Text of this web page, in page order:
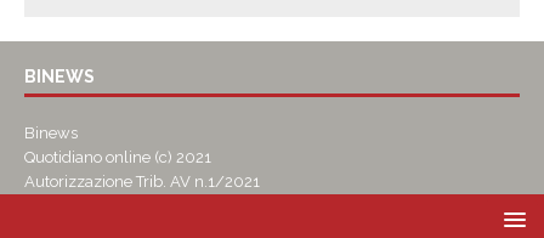
BINEWS
Binews
Quotidiano online (c) 2021
Autorizzazione Trib. AV n.1/2021